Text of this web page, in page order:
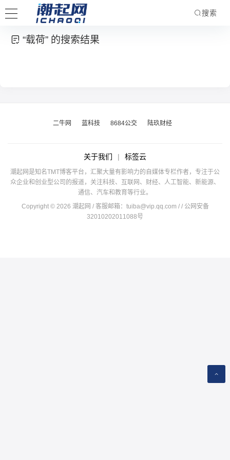
搜索
“载荷” 的搜索结果
二牛网 蓝科技 8684公交 陆玖财经
关于我们 | 标签云
潮起网是知名TMT博客平台，汇聚大量有影响力的自媒体专栏作者，专注于公
众企业和创业型公司的报道，关注科技、互联网、财经、人工智能、新能源、
通信、汽车和教育等行业。
Copyright © 2026 潮起网 / 客服邮箱： tuiba@vip.qq.com / / 公网安备
32010202011088号